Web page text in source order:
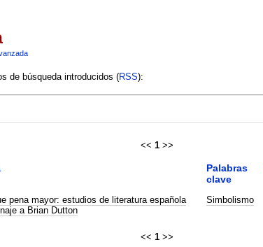
de búsqueda introducidos (RSS):
<< 1 >>
Palabras
clave
pena mayor: estudios de literatura española
a Brian Dutton
Simbolismo
<< 1 >>